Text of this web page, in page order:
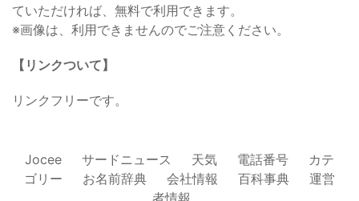
ていただければ、無料で利用できます。
※画像は、利用できませんのでご注意ください。
【リンクついて】
リンクフリーです。
Jocee サードニュース 天気 電話番号
カテ
ゴリー
お名前辞典 会社情報 百科事典
運営
者情報